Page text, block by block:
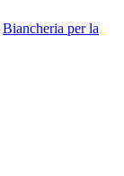
Biancheria per la